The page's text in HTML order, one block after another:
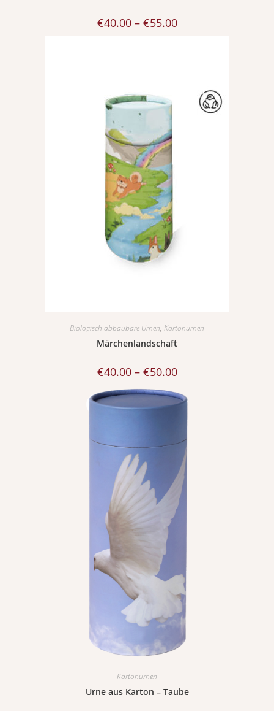
€40.00 – €55.00
Biologisch abbaubare Urnen, Kartonurnen
Märchenlandschaft
€40.00 – €50.00
Kartonurnen
Urne aus Karton – Taube